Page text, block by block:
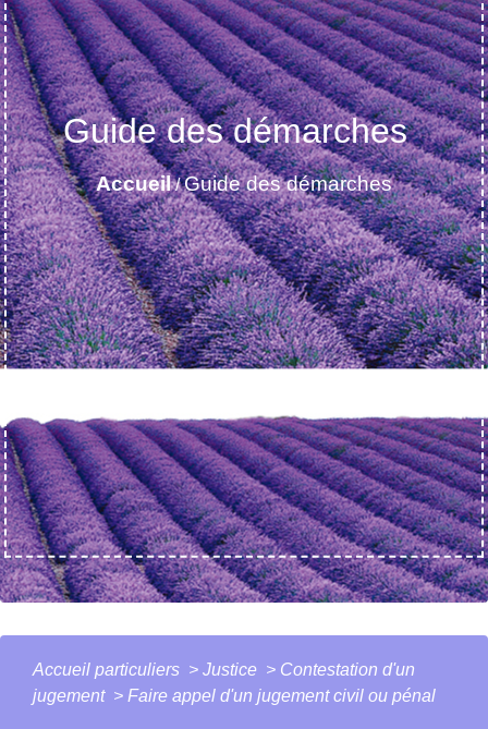
Guide des démarches
Accueil/Guide des démarches
Accueil particuliers > Justice > Contestation d'un
jugement > Faire appel d'un jugement civil ou pénal